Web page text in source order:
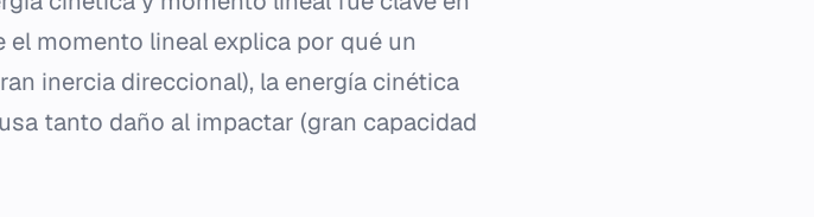
momento lineal explica por qué un
inercia direccional), la energía cinética
tanto daño al impactar (gran capacidad